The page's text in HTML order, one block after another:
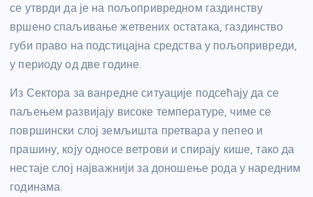
се утврди да је на пољопривредном газдинству
вршено спаљивање жетвених остатака, газдинство
губи право на подстицајна средства у пољопривреди,
у периоду од две године.
Из Сектора за ванредне ситуације подсећају да се
паљењем развијају високе температуре, чиме се
површински слој земљишта претвара у пепео и
прашину, коју односе ветрови и спирају кише, тако да
нестаје слој најважнији за доношење рода у наредним
годинама.